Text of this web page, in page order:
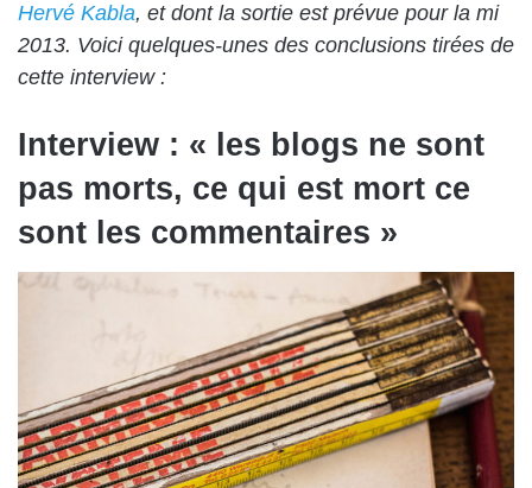
Hervé Kabla, et dont la sortie est prévue pour la mi
2013. Voici quelques-unes des conclusions tirées de
cette interview :
Interview : « les blogs ne sont
pas morts, ce qui est mort ce
sont les commentaires »